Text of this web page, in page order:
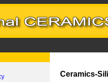
Ceramics-